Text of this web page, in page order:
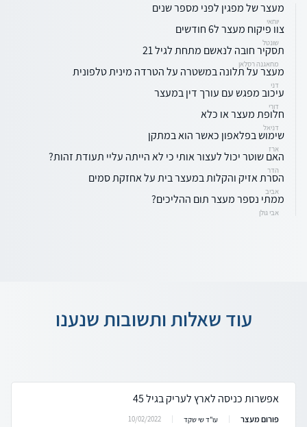
מעצר של מפגין לפני מספר שנים
יוחאי
צוו פיקוח מעצר ל6 חודשים
שונטל
תסקיר חובה לנאשם מתחת לגיל 21
מחאגנה רסלאן
מעצר על תלונה במשטרה על הטרדה מינית טלפונית
דני
עיכוב מפגש עם עורך דין במעצר
דורי
חלופת מעצר או כלא
דניאל
שימוש בפלאפון כאשר הוא במתקן
ארז
האם שוטר יכול לעצור אותי כי לא הייתה עליי תעודת זהות?
הדר
הסרת אזיק והקלות במעצר בית על אחזקת סמים
אביב
ממתי נספר מעצר תום ההליכים?
אבי גולן
עוד שאלות ותשובות שנענו
אפשרות כניסה לארץ לעריק בגיל 45
פורום מעצר עו"ד שי שקד 10/02/2022